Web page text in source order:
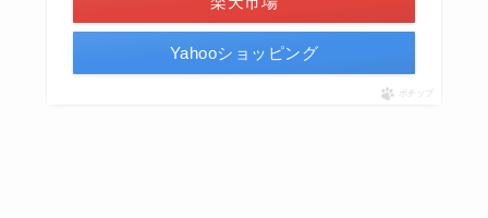
Yahooショッピング
ポチップ